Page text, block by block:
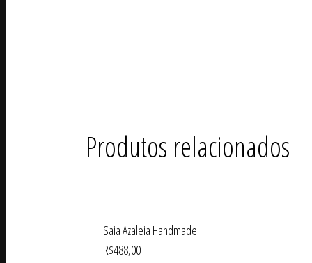
Produtos relacionados
Saia Azaleia Handmade
R$488,00